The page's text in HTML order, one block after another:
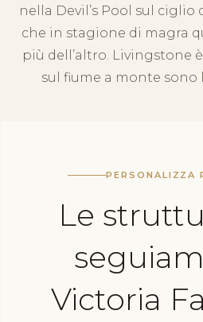
nella Devil’s Pool sul ciglio
che in stagione di magra
più dell’altro. Livingstone
sul fiume a monte
PERSONALIZZA
Le
Victoria